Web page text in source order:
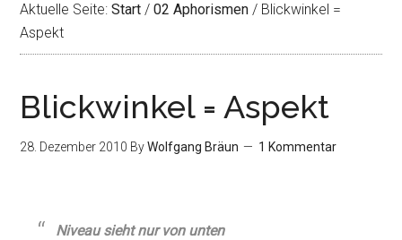
Aktuelle Seite:Start / 02 Aphorismen / Blickwinkel =
Aspekt
Blickwinkel = Aspekt
28. Dezember 2010 ByWolfgang Bräun 1 Kommentar
Niveau sieht nur von unten